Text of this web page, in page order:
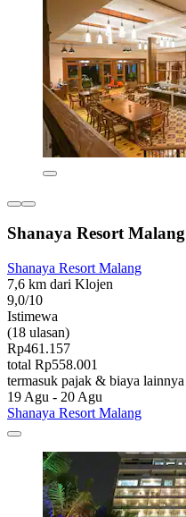
Shanaya Resort Malang
Shanaya Resort Malang
7,6 km dari Klojen
9,0/10
Istimewa
(18 ulasan)
Rp461.157
total Rp558.001
termasuk pajak & biaya lainnya
19 Agu - 20 Agu
Shanaya Resort Malang